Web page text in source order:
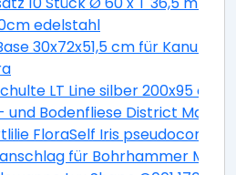
edelstahl
30x72x51,5 cm für Kanuk®
LT Line silber 200x95 cm
und Bodenfliese District
FloraSelf Iris pseudocorus H
für Bohrhammer